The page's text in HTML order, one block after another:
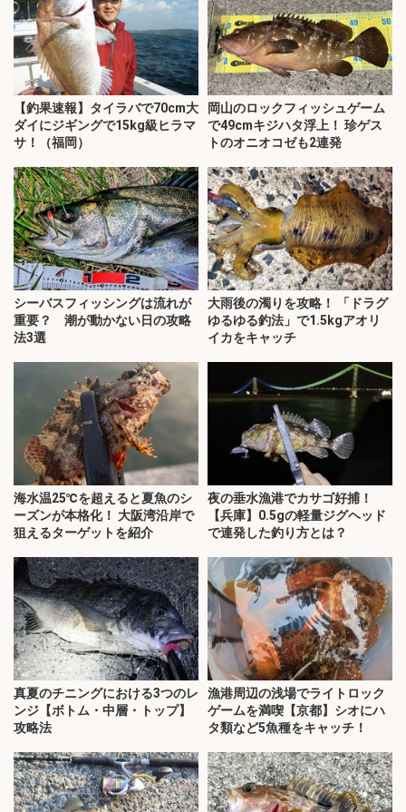
【釣果速報】タイラバで70cm大
ダイにジギングで15kg級ヒラマ
サ！（福岡）
岡山のロックフィッシュゲーム
で49cmキジハタ浮上！ 珍ゲス
トのオニオコゼも2連発
シーバスフィッシングは流れが
重要？ 潮が動かない日の攻略
法3選
大雨後の濁りを攻略！ 「ドラグ
ゆるゆる釣法」で1.5kgアオリ
イカをキャッチ
海水温25℃を超えると夏魚のシ
ーズンが本格化！ 大阪湾沿岸で
狙えるターゲットを紹介
夜の垂水漁港でカサゴ好捕！
【兵庫】0.5gの軽量ジグヘッド
で連発した釣り方とは？
真夏のチニングにおける3つのレ
ンジ【ボトム・中層・トップ】
攻略法
漁港周辺の浅場でライトロック
ゲームを満喫【京都】シオにハ
タ類など5魚種をキャッチ！